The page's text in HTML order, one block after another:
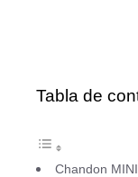
Tabla de
Chandon